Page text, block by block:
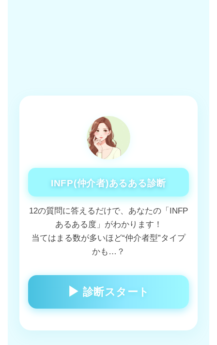
INFP(仲介者)あるある診断
12の質問に答えるだけで、あなたの「INFP
あるある度」がわかります！
当てはまる数が多いほど“仲介者型”タイプ
かも…？
▶ 診断スタート